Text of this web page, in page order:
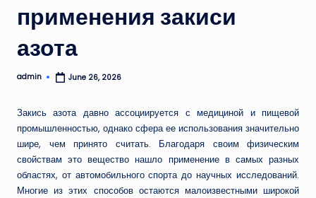
применения закиси
азота
Posted
admin June 26, 2026
Закись азота давно ассоциируется с медициной и пищевой
промышленностью, однако сфера ее использования значительно
шире, чем принято считать. Благодаря своим физическим
свойствам это вещество нашло применение в самых разных
областях, от автомобильного спорта до научных исследований.
Многие из этих способов остаются малоизвестными широкой